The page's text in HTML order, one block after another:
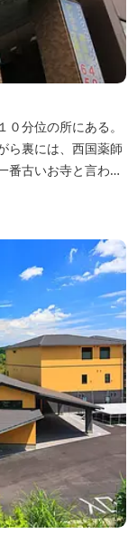
分位の所にある。
ら裏には、西国薬師
番古いお寺と言われ